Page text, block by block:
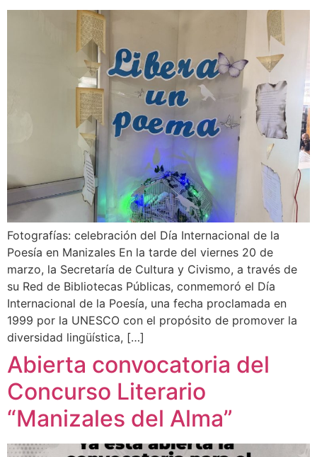
Fotografías: celebración del Día Internacional de la
Poesía en Manizales En la tarde del viernes 20 de
marzo, la Secretaría de Cultura y Civismo, a través de
su Red de Bibliotecas Públicas, conmemoró el Día
Internacional de la Poesía, una fecha proclamada en
1999 por la UNESCO con el propósito de promover la
diversidad lingüística, […]
Abierta convocatoria del
Concurso Literario
“Manizales del Alma”